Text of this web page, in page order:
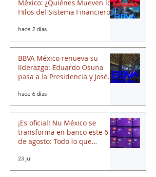
Los 5 Bancos Más Grandes de
Hilos del Sistema Financiero?
hace 2 días
BBVA México renueva su
pasa a la Presidencia y José
Luis Elechiguerra asume la
hace 6 días
¡Es oficial! Nu México se
de agosto: Todo lo que
necesitas saber